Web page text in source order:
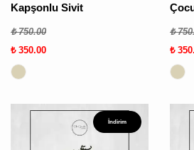
Kapşonlu Sivit
₺ 750.00
₺ 350.00
₺
₺
İndirim